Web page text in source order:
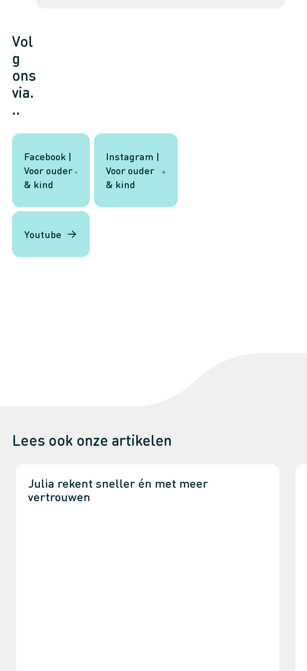
Vol
g
ons
via.
..
Facebook |
Voor ouder
& kind
Instagram |
Voor ouder
& kind
Youtube
Lees ook onze artikelen
Julia rekent sneller én met meer
vertrouwen